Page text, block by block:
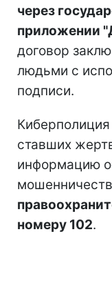
через
приложении
договор
людьми с
подписи.
ставших
информацию
номеру 102.